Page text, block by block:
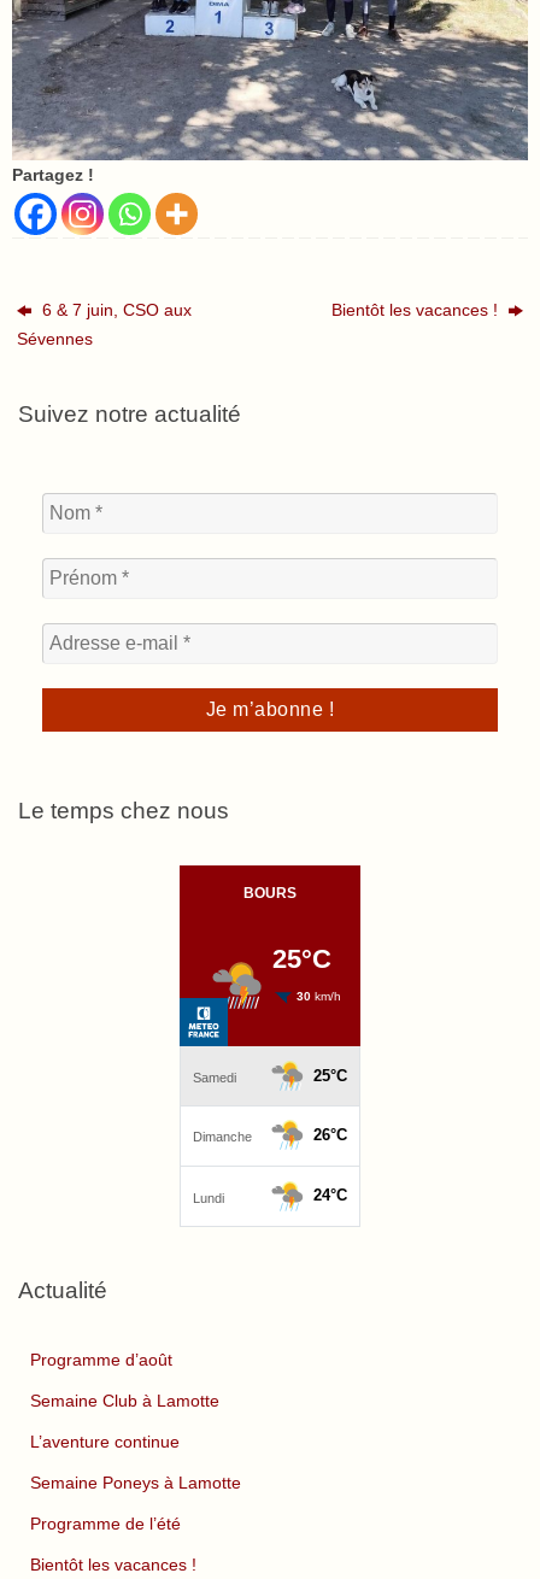
Partagez !
6 & 7 juin, CSO aux
Sévennes
Bientôt les vacances !
Suivez notre actualité
Le temps chez nous
Actualité
Programme d’août
Semaine Club à Lamotte
L’aventure continue
Semaine Poneys à Lamotte
Programme de l’été
Bientôt les vacances !